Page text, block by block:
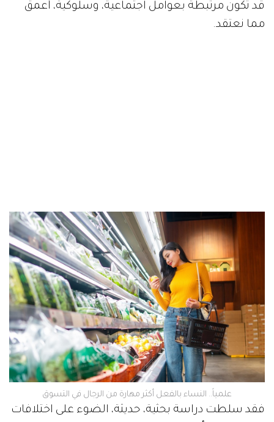
قد تكون مرتبطة بعوامل اجتماعية، وسلوكية، أعمق
مما نعتقد.
علمياً.. النساء بالفعل أكثر مهارة من الرجال في التسوق
فقد سلطت دراسة بحثية، حديثة، الضوء على اختلافات